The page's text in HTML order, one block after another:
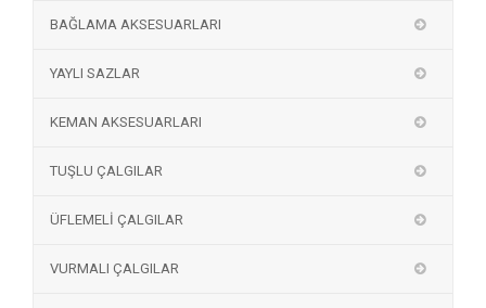
BAĞLAMA AKSESUARLARI
YAYLI SAZLAR
KEMAN AKSESUARLARI
TUŞLU ÇALGILAR
ÜFLEMELİ ÇALGILAR
VURMALI ÇALGILAR